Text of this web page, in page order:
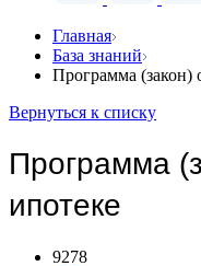
Главная
База знаний
Программа (закон)
Вернуться к списку
Программа
ипотеке
9278